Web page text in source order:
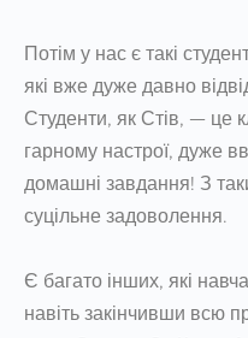
Потім у нас є такі
які вже дуже давно
Студенти, як Стів, — це
гарному настрої, дуже
домашні завдання! З
суцільне задоволення.
Є багато інших, які
навіть закінчивши всю